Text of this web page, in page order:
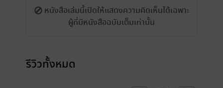
หนังสือเล่มนี้เปิดให้แสดงความคิดเห็นได้เฉพาะ
ผู้ที่มีหนังสือฉบับเต็มเท่านั้น
รีวิวทั้งหมด